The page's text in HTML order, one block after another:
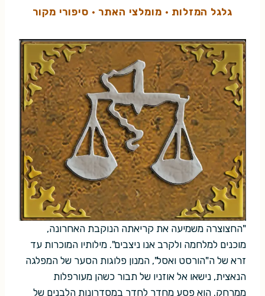
גלגל המזלות · מומלצי האתר · סיפורי מקור
"החצוצרה משמיעה את קריאתה הנוקבת האחרונה,
מוכנים למלחמה ולקרב אנו ניצבים". מילותיו המוכרות עד
זרא של ה"הורסט ואסל", המנון פלוגות הסער של המפלגה
הנאצית, נישאו אל אוזניו של תבור כשהן מעורפלות
ממרחק. הוא פסע מחדר לחדר במסדרונות הלבנים של